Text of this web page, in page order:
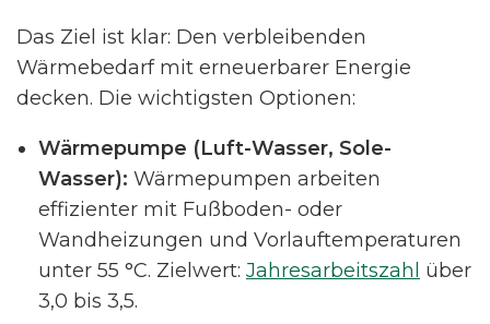
Das Ziel ist klar: Den verbleibenden
Wärmebedarf mit erneuerbarer Energie
decken. Die wichtigsten Optionen:
Wärmepumpe (Luft-Wasser, Sole-
Wasser): Wärmepumpen arbeiten
effizienter mit Fußboden- oder
Wandheizungen und Vorlauftemperaturen
unter 55 °C. Zielwert: Jahresarbeitszahl über
3,0 bis 3,5.